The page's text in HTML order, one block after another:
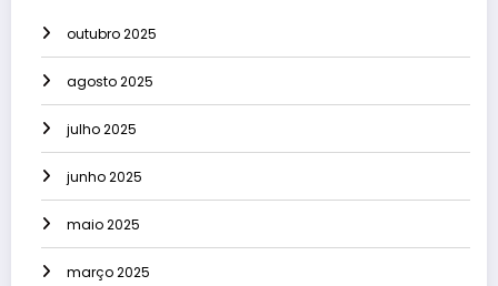
outubro 2025
agosto 2025
julho 2025
junho 2025
maio 2025
março 2025